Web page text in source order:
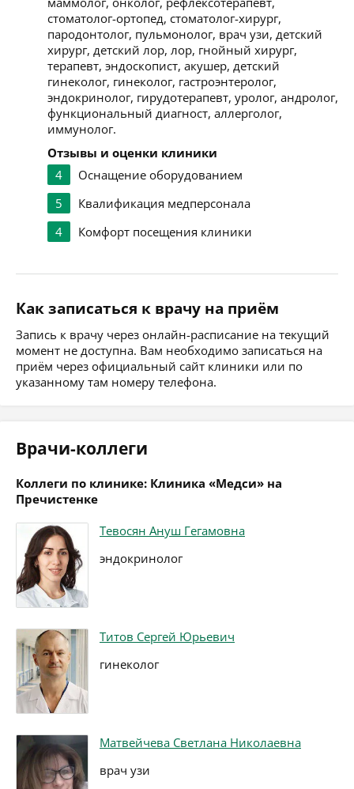
стоматолог-ортопед, стоматолог-хирург,
пародонтолог, пульмонолог, врач узи, детский
хирург, детский лор, лор, гнойный хирург,
терапевт, эндоскопист, акушер, детский
гинеколог, гинеколог, гастроэнтеролог,
эндокринолог, гирудотерапевт, уролог, андролог,
функциональный диагност, аллерголог,
иммунолог.
Отзывы и оценки клиники
4
Оснащение оборудованием
5
Квалификация медперсонала
4
Комфорт посещения клиники
Как записаться к врачу на приём
Запись к врачу через онлайн-расписание на текущий
момент не доступна. Вам необходимо записаться на
приём через официальный сайт клиники или по
указанному там номеру телефона.
Врачи-коллеги
Коллеги по клинике: Клиника «Медси» на
Пречистенке
Тевосян Ануш Гегамовна
эндокринолог
Титов Сергей Юрьевич
гинеколог
Матвейчева Светлана Николаевна
врач узи